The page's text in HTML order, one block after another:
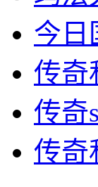
今日
传奇
传奇
传奇